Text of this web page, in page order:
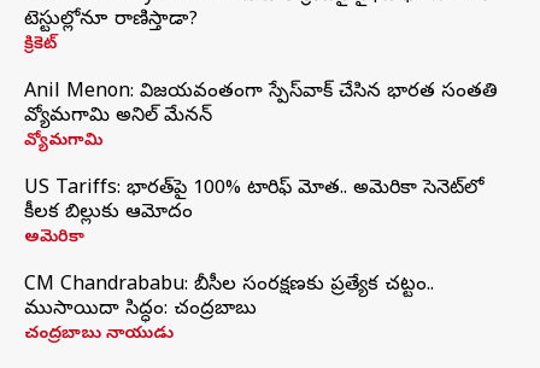
టెస్టుల్లోనూ రాణిస్తాడా?
క్రికెట్
Anil Menon: విజయవంతంగా స్పేస్‌వాక్‌ చేసిన భారత సంతతి
వ్యోమగామి అనిల్‌ మేనన్
వ్యోమగామి
US Tariffs: భారత్‌పై 100% టారిఫ్‌ మోత.. అమెరికా సెనెట్‌లో
కీలక బిల్లుకు ఆమోదం
అమెరికా
CM Chandrababu: బీసీల సంరక్షణకు ప్రత్యేక చట్టం..
ముసాయిదా సిద్ధం: చంద్రబాబు
చంద్రబాబు నాయుడు